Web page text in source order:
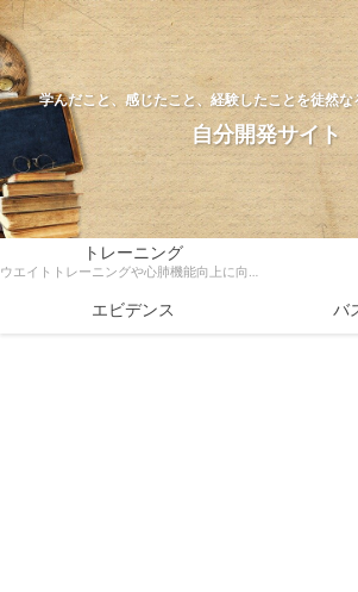
学んだこと、感じたこと、経験したことを徒然
自分開発サイト
トレーニング
ウエイトトレーニングや心肺機能向上に向けたトレーニング方法、ダイエットなどトレーニングに関する様々な情報を科学的根拠をもとに解説
エビデンス バ